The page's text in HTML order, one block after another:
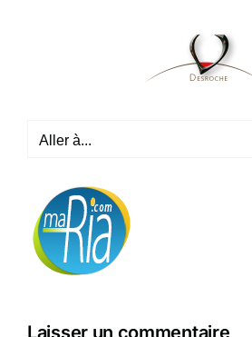
Aller à...
Laisser un commentaire